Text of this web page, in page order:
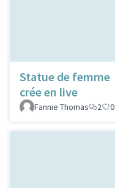
Statue de femme
crée en live
Fannie Thomas
2 0